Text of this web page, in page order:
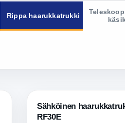
Rippa haarukkatrukki
Sähköinen
RF30E